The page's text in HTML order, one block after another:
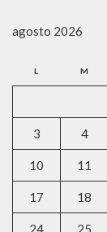
agosto 2026
L M
3 4
10 11
17 18